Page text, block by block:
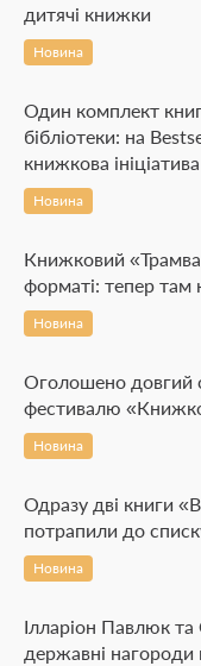
дитячі книжки
Новина
Один комплект
бібліотеки: на
книжкова ініціатива
Новина
Книжковий
форматі: тепер
Новина
Оголошено довгий
фестивалю
Новина
Одразу дві книги
потрапили до
Новина
Ілларіон Павлюк
державні нагороди